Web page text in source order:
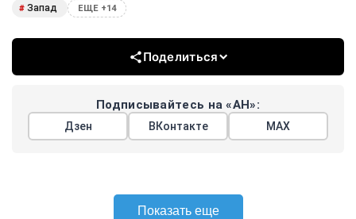
# Запад ЕЩЕ +14
Поделиться
Подписывайтесь на «АН»:
Дзен ВКонтакте МАХ
Показать еще